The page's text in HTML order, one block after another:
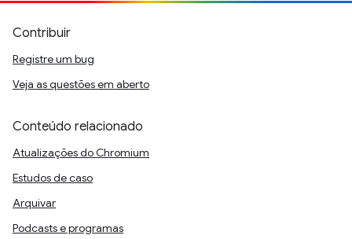
Contribuir
Registre um bug
Veja as questões em aberto
Conteúdo relacionado
Atualizações do Chromium
Estudos de caso
Arquivar
Podcasts e programas